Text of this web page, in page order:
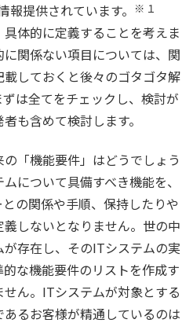
報提供されています。
※１
体的に定義することを考えま
関係ない項目については、関
しておくと後々のゴタゴタ解
は全てをチェックし、検討が
も含めて検討します。
「機能要件」はどうでしょう
について具備すべき機能を、
の関係や手順、保持したりや
しないとなりません。世の中
存在し、そのITシステムの実
な機能要件のリストを作成す
ん。ITシステムが対象とする
るお客様が精通しているのは